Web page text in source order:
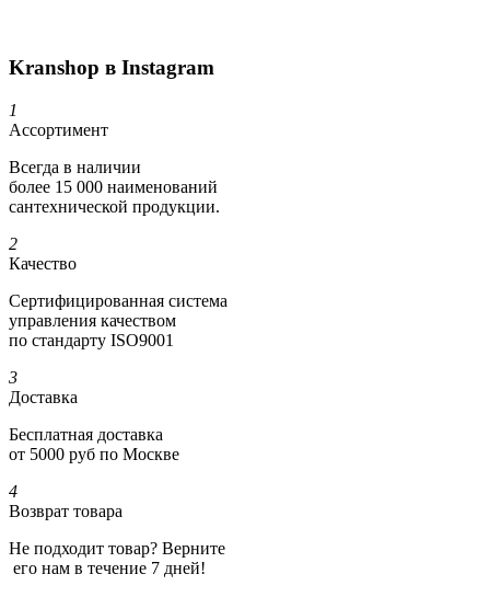
Kranshop в Instagram
1
Ассортимент
Всегда в наличии
более 15 000 наименований
сантехнической продукции.
2
Качество
Сертифициро­ванная система
управления качеством
по стандарту ISO9001
3
Доставка
Бесплатная доставка
от 5000 руб по Москве
4
Возврат товара
Не подходит товар? Верните
его нам в течение 7 дней!